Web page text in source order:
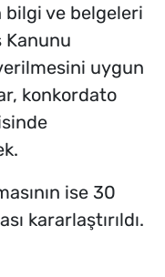
bilgi ve belgeleri
Kanunu
uygun
konkordato
ise 30
kararlaştırıldı.